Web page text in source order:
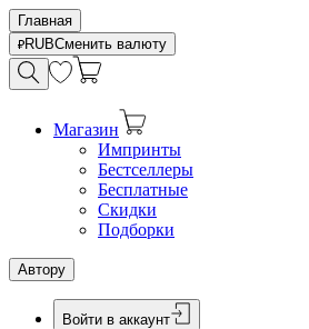
Главная
RUBСменить валюту
Магазин
Импринты
Бестселлеры
Бесплатные
Скидки
Подборки
Автору
Войти в аккаунт